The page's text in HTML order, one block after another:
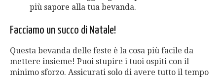
più sapore alla tua bevanda.
Facciamo un succo di Natale!
Questa bevanda delle feste è la cosa più facile da
mettere insieme! Puoi stupire i tuoi ospiti con il
minimo sforzo. Assicurati solo di avere tutto il tempo